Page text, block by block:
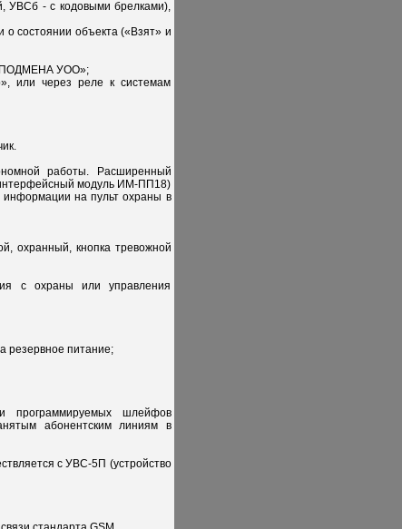
УВСб - с кодовыми брелками),
о состоянии объекта («Взят» и
«ПОДМЕНА УОО»;
или через реле к системам
работы. Расширенный
интерфейсный модуль ИМ-ПП18)
на пульт охраны в
охранный, кнопка тревожной
с охраны или управления
резервное питание;
программируемых шлейфов
абонентским линиям в
с УВС-5П (устройство